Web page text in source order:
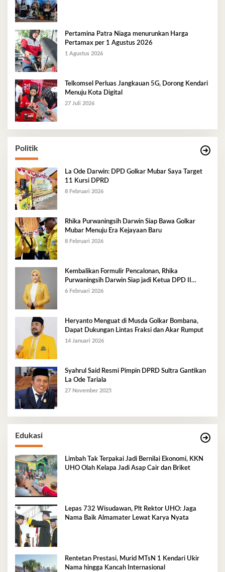
Pertamina Patra Niaga menurunkan Harga
Pertamax per 1 Agustus 2026
1 Agustus 2026
Telkomsel Perluas Jangkauan 5G, Dorong Kendari
Menuju Kota Digital
27 Juli 2026
Politik
La Ode Darwin: DPD Golkar Mubar Saya Target
11 Kursi DPRD
8 Februari 2026
Rhika Purwaningsih Darwin Siap Bawa Golkar
Mubar Menuju Era Kejayaan Baru
8 Februari 2026
Kembalikan Formulir Pencalonan, Rhika
Purwaningsih Darwin Siap jadi Ketua DPD II
Golkar Mubar
6 Februari 2026
Heryanto Menguat di Musda Golkar Bombana,
Dapat Dukungan Lintas Fraksi dan Akar Rumput
14 Januari 2026
Syahrul Said Resmi Pimpin DPRD Sultra Gantikan
La Ode Tariala
27 November 2025
Edukasi
Limbah Tak Terpakai Jadi Bernilai Ekonomi, KKN
UHO Olah Kelapa Jadi Asap Cair dan Briket
Lepas 732 Wisudawan, Plt Rektor UHO: Jaga
Nama Baik Almamater Lewat Karya Nyata
Rentetan Prestasi, Murid MTsN 1 Kendari Ukir
Nama hingga Kancah Internasional